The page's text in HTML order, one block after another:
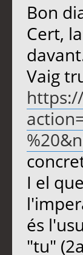
Bon
Cert,
Vaig
I el
és
"tu"